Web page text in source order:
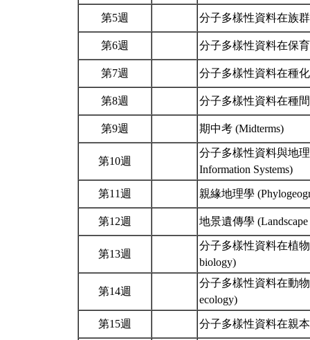
第5週 分子多樣性資料在族
第6週 分子多樣性資料在保育
第7週 分子多樣性資料在種化
第8週 分子多樣性資料在種間
第9週 期中考 (Midterms)
第10週
分子多樣性資料與地理
Information Systems)
第11週 親緣地理學
第12週 地景遺傳學
第13週
分子多樣性資料在植物
biology)
第14週
分子多樣性資料在動物
ecology)
第15週 分子多樣性資料在親本